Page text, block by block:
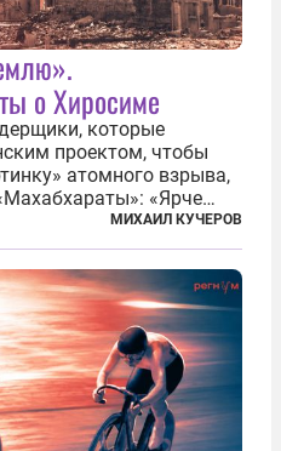
о Хиросиме
которые
проектом, чтобы
атомного взрыва,
«Ярче
пламя». Не все жители
и Нагасаки, на
года поставили...
МИХАИЛ КУЧЕРОВ